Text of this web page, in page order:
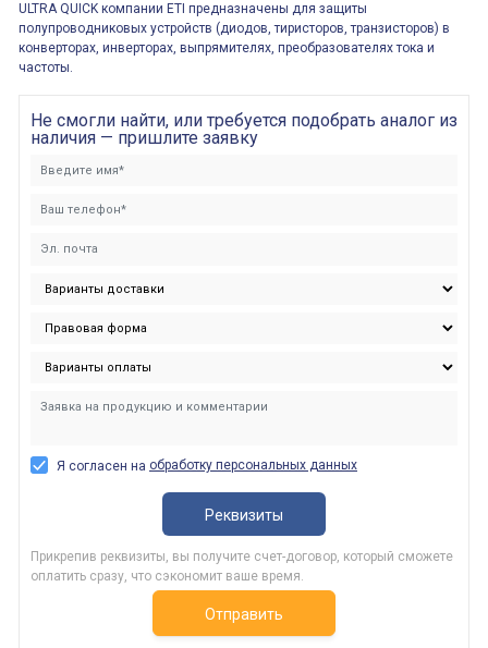
ULTRA QUICK компании ETI предназначены для защиты
полупроводниковых устройств (диодов, тиристоров, транзисторов) в
конверторах, инверторах, выпрямителях, преобразователях тока и
частоты.
Не смогли найти, или требуется подобрать аналог из
наличия — пришлите заявку
Я согласен на обработку персональных данных
Реквизиты
Прикрепив реквизиты, вы получите счет-договор, который сможете
оплатить сразу, что сэкономит ваше время.
Отправить